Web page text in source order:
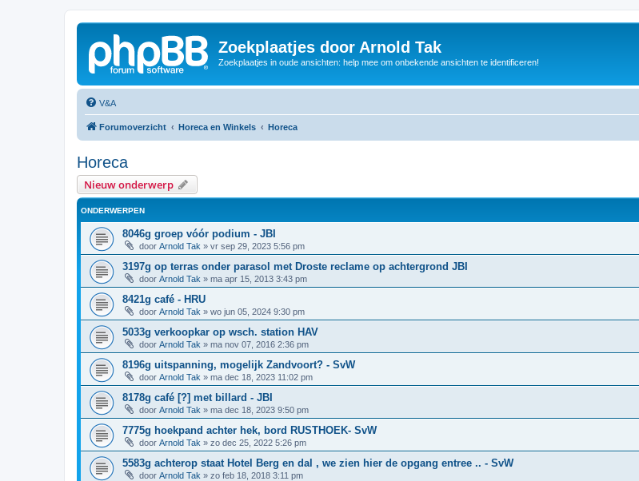
Zoekplaatjes door Arnold Tak
Zoekplaatjes in oude ansichten: help mee om onbekende ansichten te identificeren!
V&A
Forumoverzicht Horeca en Winkels Horeca
Horeca
Nieuw onderwerp
ONDERWERPEN
8046g groep vóór podium - JBI
door Arnold Tak » vr sep 29, 2023 5:56 pm
3197g op terras onder parasol met Droste reclame op achtergrond JBI
door Arnold Tak » ma apr 15, 2013 3:43 pm
8421g café - HRU
door Arnold Tak » wo jun 05, 2024 9:30 pm
5033g verkoopkar op wsch. station HAV
door Arnold Tak » ma nov 07, 2016 2:36 pm
8196g uitspanning, mogelijk Zandvoort? - SvW
door Arnold Tak » ma dec 18, 2023 11:02 pm
8178g café [?] met billard - JBI
door Arnold Tak » ma dec 18, 2023 9:50 pm
7775g hoekpand achter hek, bord RUSTHOEK- SvW
door Arnold Tak » zo dec 25, 2022 5:26 pm
5583g achterop staat Hotel Berg en dal , we zien hier de opgang entree .. - SvW
door Arnold Tak » zo feb 18, 2018 3:11 pm